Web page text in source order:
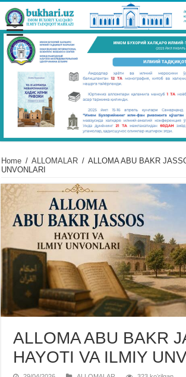
Home / ALLOMALAR / ALLOMA ABU BAKR
UNVONLARI
ALLOMA ABU BAKR
HAYOTI VA ILMIY